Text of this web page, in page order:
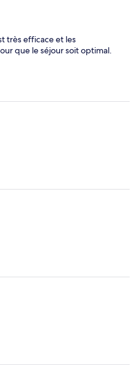
très efficace et les
que le séjour soit optimal.